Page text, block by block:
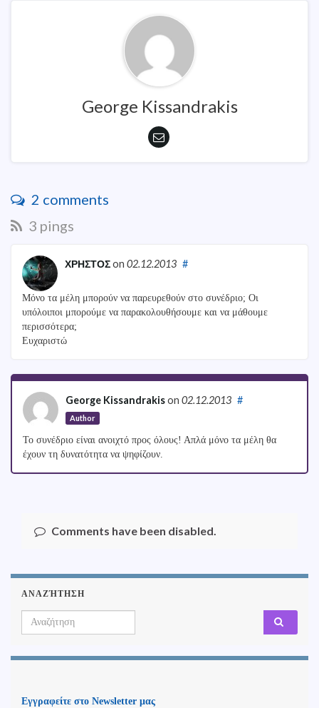
George Kissandrakis
2 comments
3 pings
ΧΡΗΣΤΟΣon 02.12.2013 #
Μόνο τα μέλη μπορούν να παρευρεθούν στο συνέδριο; Οι
υπόλοιποι μπορούμε να παρακολουθήσουμε και να μάθουμε
περισσότερα;
Ευχαριστώ
George Kissandrakison 02.12.2013
Author
#
Το συνέδριο είναι ανοιχτό προς όλους! Απλά μόνο τα μέλη θα
έχουν τη δυνατότητα να ψηφίζουν.
Comments have been disabled.
ΑΝΑΖΉΤΗΣΗ
Search for:
Εγγραφείτε στο Newsletter μας